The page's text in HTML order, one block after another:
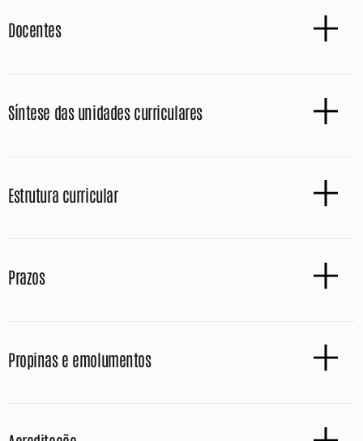
Docentes
Síntese das unidades curriculares
Estrutura curricular
Prazos
Propinas e emolumentos